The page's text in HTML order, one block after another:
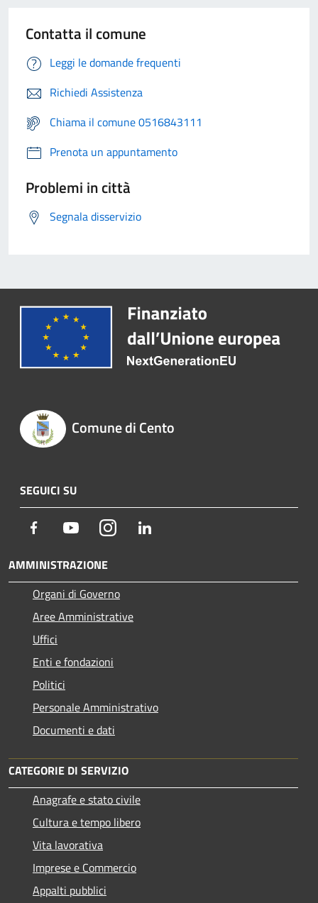
Contatta il comune
Leggi le domande frequenti
Richiedi Assistenza
Chiama il comune 0516843111
Prenota un appuntamento
Problemi in città
Segnala disservizio
Comune di Cento
SEGUICI SU
Facebook YoutubeInstagram
AMMINISTRAZIONE
Organi di Governo
Aree Amministrative
Uffici
Enti e fondazioni
Politici
Personale Amministrativo
Documenti e dati
CATEGORIE DI SERVIZIO
Anagrafe e stato civile
Cultura e tempo libero
Vita lavorativa
Imprese e Commercio
Appalti pubblici